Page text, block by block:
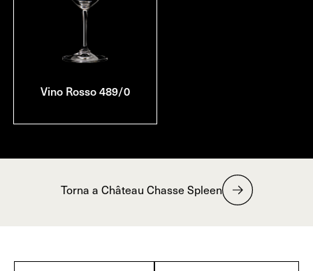
Vino Rosso 489/0
Torna a Château Chasse Spleen